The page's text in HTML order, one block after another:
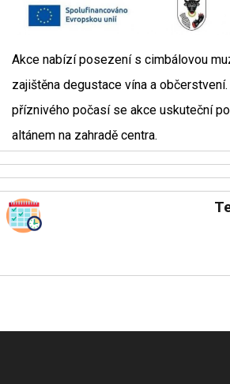
Akce nabízí posezení s cimbálovou
zajištěna degustace vína a
příznivého počasí se akce uskuteční
altánem na zahradě centra.